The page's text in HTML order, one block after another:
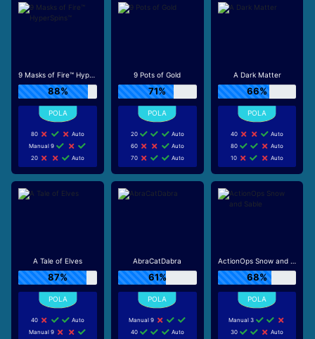
9 Masks of Fire™ HyperSpins™
88%
80
Auto
Manual 9
20
Auto
9 Pots of Gold
71%
20
Auto
60
Auto
70
Auto
A Dark Matter
66%
40
Auto
80
Auto
10
Auto
A Tale of Elves
87%
40
Auto
Manual 9
AbraCatDabra
61%
Manual 9
40
Auto
ActionOps Snow and Sable
68%
Manual 3
30
Auto